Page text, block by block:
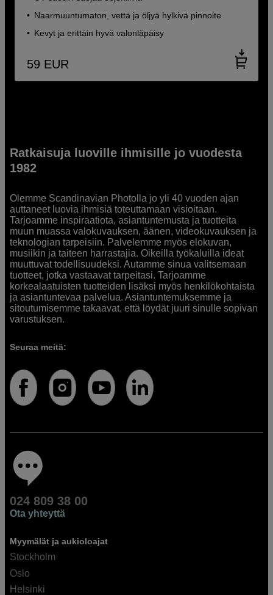
Naarmuuntumaton, vettä ja öljyä hylkivä pinnoite
Kevyt ja erittäin hyvä valonläpäisy
59 EUR
Ratkaisuja luoville ihmisille jo vuodesta
1982
Olemme Scandinavian Photolla jo yli 40 vuoden ajan
auttaneet luovia ihmisiä toteuttamaan visioitaan.
Tarjoamme inspiraatiota, asiantuntemusta ja tuotteita
muun muassa valokuvauksen, äänen, videokuvauksen ja
teknologian tarpeisiin. Palvelemme myös elokuvan,
musiikin ja taiteen harrastajia. Oikeilla työkaluilla ideat
muuttuvat todellisuudeksi. Autamme sinua valitsemaan
tuotteet, jotka vastaavat tarpeitasi. Tarjoamme
korkealaatuisten tuotteiden lisäksi myös henkilökohtaista
ja asiantuntevaa palvelua. Asiantuntemuksemme ja
sitoutumisemme takaavat, että löydät juuri sinulle sopivan
varustuksen.
Seuraa meitä:
024 809 38 00
Ota yhteyttä
Myymälät ja aukioloajat
Stockholm
Oslo
Helsinki